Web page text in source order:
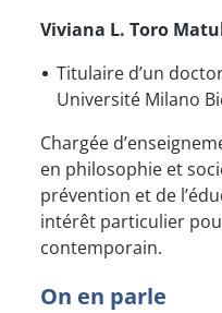
Viviana L. Toro
Titulaire d’un
Université Milano
Chargée
en philosophie et
prévention et de
intérêt particulier
contemporain.
On en parle